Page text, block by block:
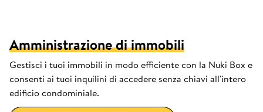
Amministrazione di immobili
Gestisci i tuoi immobili in modo efficiente con la Nuki Box e
consenti ai tuoi inquilini di accedere senza chiavi all'intero
edificio condominiale.